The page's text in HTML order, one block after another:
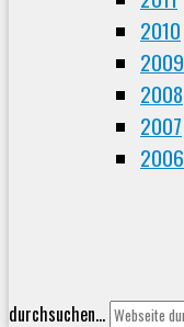
2010
2009
2008
2007
2006
durchsuchen...